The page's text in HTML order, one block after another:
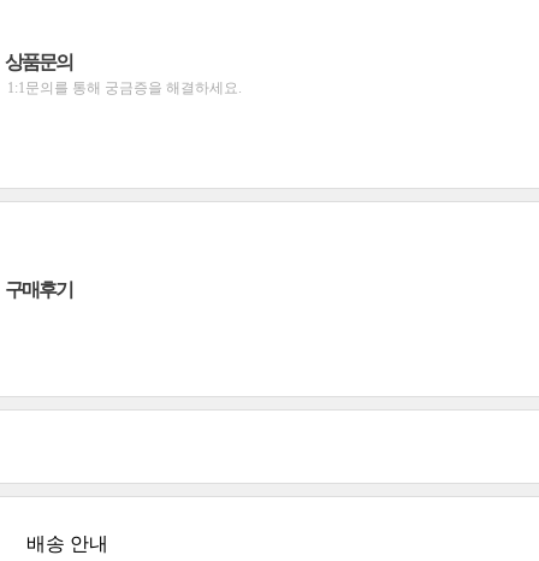
상품문의
1:1문의를 통해 궁금증을 해결하세요.
구매후기
배송 안내